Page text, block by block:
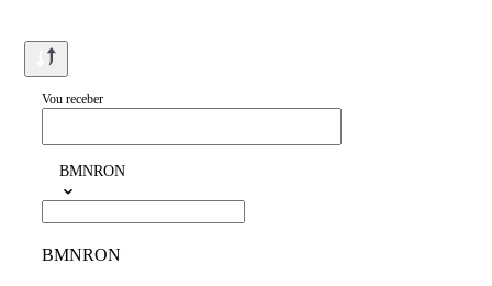
Vou receber
BMNRON
BMNRON